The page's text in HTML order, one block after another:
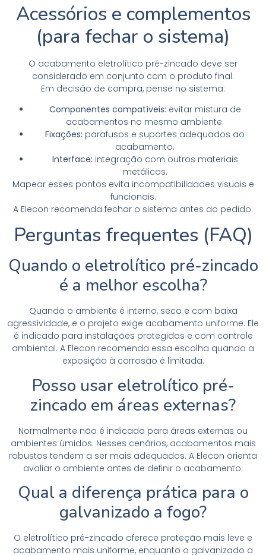
Acessórios e complementos
(para fechar o sistema)
O acabamento eletrolítico pré-zincado deve ser
considerado em conjunto com o produto final.
Em decisão de compra, pense no sistema:
Componentes compatíveis: evitar mistura de
acabamentos no mesmo ambiente.
Fixações: parafusos e suportes adequados ao
acabamento.
Interface: integração com outros materiais
metálicos.
Mapear esses pontos evita incompatibilidades visuais e
funcionais.
A Elecon recomenda fechar o sistema antes do pedido.
Perguntas frequentes (FAQ)
Quando o eletrolítico pré-zincado
é a melhor escolha?
Quando o ambiente é interno, seco e com baixa
agressividade, e o projeto exige acabamento uniforme. Ele
é indicado para instalações protegidas e com controle
ambiental. A Elecon recomenda essa escolha quando a
exposição à corrosão é limitada.
Posso usar eletrolítico pré-
zincado em áreas externas?
Normalmente não é indicado para áreas externas ou
ambientes úmidos. Nesses cenários, acabamentos mais
robustos tendem a ser mais adequados. A Elecon orienta
avaliar o ambiente antes de definir o acabamento.
Qual a diferença prática para o
galvanizado a fogo?
O eletrolítico pré-zincado oferece proteção mais leve e
acabamento mais uniforme, enquanto o galvanizado a